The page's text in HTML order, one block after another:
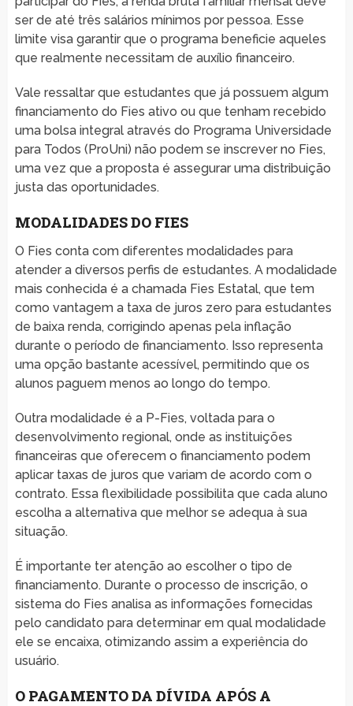
ser de até três salários mínimos por pessoa. Esse
limite visa garantir que o programa beneficie aqueles
que realmente necessitam de auxílio financeiro.
Vale ressaltar que estudantes que já possuem algum
financiamento do Fies ativo ou que tenham recebido
uma bolsa integral através do Programa Universidade
para Todos (ProUni) não podem se inscrever no Fies,
uma vez que a proposta é assegurar uma distribuição
justa das oportunidades.
MODALIDADES DO FIES
O Fies conta com diferentes modalidades para
atender a diversos perfis de estudantes. A modalidade
mais conhecida é a chamada Fies Estatal, que tem
como vantagem a taxa de juros zero para estudantes
de baixa renda, corrigindo apenas pela inflação
durante o período de financiamento. Isso representa
uma opção bastante acessível, permitindo que os
alunos paguem menos ao longo do tempo.
Outra modalidade é a P-Fies, voltada para o
desenvolvimento regional, onde as instituições
financeiras que oferecem o financiamento podem
aplicar taxas de juros que variam de acordo com o
contrato. Essa flexibilidade possibilita que cada aluno
escolha a alternativa que melhor se adequa à sua
situação.
É importante ter atenção ao escolher o tipo de
financiamento. Durante o processo de inscrição, o
sistema do Fies analisa as informações fornecidas
pelo candidato para determinar em qual modalidade
ele se encaixa, otimizando assim a experiência do
usuário.
O PAGAMENTO DA DÍVIDA APÓS A